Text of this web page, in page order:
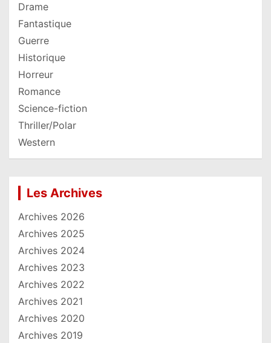
Drame
Fantastique
Guerre
Historique
Horreur
Romance
Science-fiction
Thriller/Polar
Western
Les Archives
Archives 2026
Archives 2025
Archives 2024
Archives 2023
Archives 2022
Archives 2021
Archives 2020
Archives 2019